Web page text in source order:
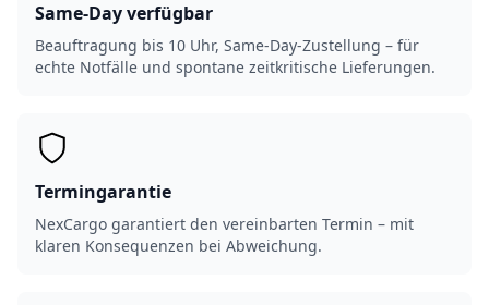
Same-Day verfügbar
Beauftragung bis 10 Uhr, Same-Day-Zustellung – für
echte Notfälle und spontane zeitkritische Lieferungen.
Termingarantie
NexCargo garantiert den vereinbarten Termin – mit
klaren Konsequenzen bei Abweichung.